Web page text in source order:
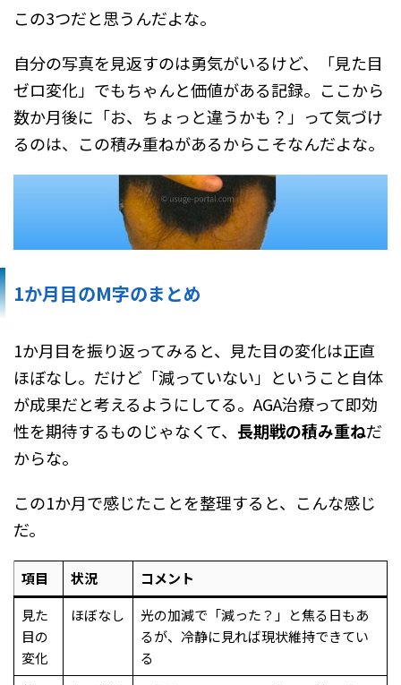
この3つだと思うんだよな。
自分の写真を見返すのは勇気がいるけど、「見た目
ゼロ変化」でもちゃんと価値がある記録。ここから
数か月後に「お、ちょっと違うかも？」って気づけ
るのは、この積み重ねがあるからこそなんだよな。
1か月目のM字のまとめ
1か月目を振り返ってみると、見た目の変化は正直
ほぼなし。だけど「減っていない」ということ自体
が成果だと考えるようにしてる。AGA治療って即効
性を期待するものじゃなくて、 長期戦の積み重ねだ
からな。
この1か月で感じたことを整理すると、こんな感じ
だ。
項目 状況
コメント
見た
目の
変化
ほぼなし
光の加減で「減った？」と焦る日もあ
るが、冷静に見れば現状維持できてい
る